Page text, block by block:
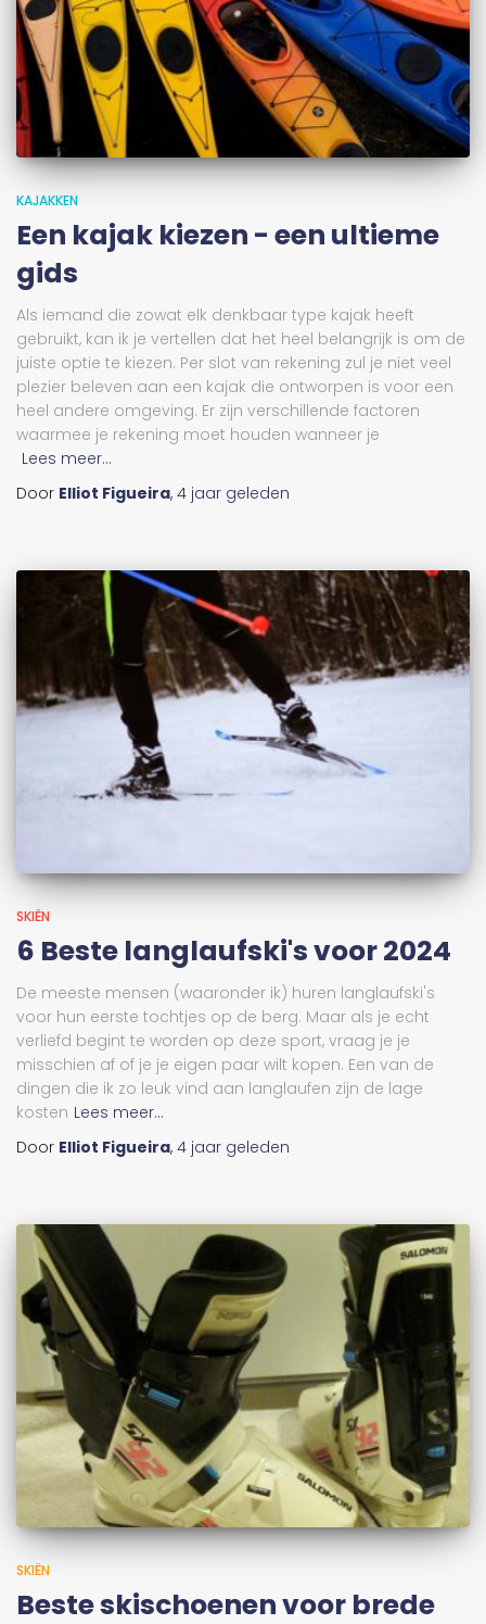
KAJAKKEN
Een kajak kiezen - een ultieme
gids
Als iemand die zowat elk denkbaar type kajak heeft
gebruikt, kan ik je vertellen dat het heel belangrijk is om de
juiste optie te kiezen. Per slot van rekening zul je niet veel
plezier beleven aan een kajak die ontworpen is voor een
heel andere omgeving. Er zijn verschillende factoren
waarmee je rekening moet houden wanneer je
Lees meer...
Door Elliot Figueira, 4 jaar geleden
SKIËN
6 Beste langlaufski's voor 2024
De meeste mensen (waaronder ik) huren langlaufski's
voor hun eerste tochtjes op de berg. Maar als je echt
verliefd begint te worden op deze sport, vraag je je
misschien af of je je eigen paar wilt kopen. Een van de
dingen die ik zo leuk vind aan langlaufen zijn de lage
kosten Lees meer...
Door Elliot Figueira, 4 jaar geleden
SKIËN
Beste skischoenen voor brede